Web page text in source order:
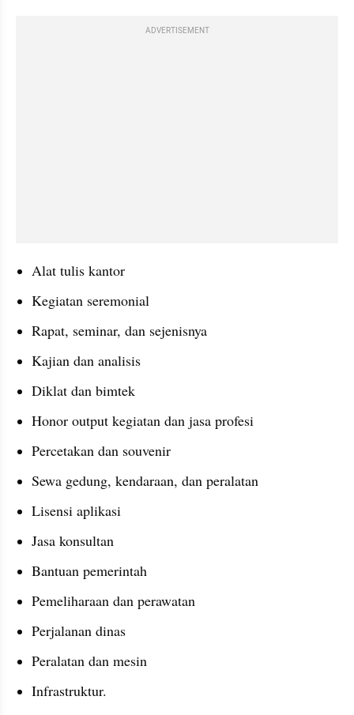
ADVERTISEMENT
Alat tulis kantor
Kegiatan seremonial
Rapat, seminar, dan sejenisnya
Kajian dan analisis
Diklat dan bimtek
Honor output kegiatan dan jasa profesi
Percetakan dan souvenir
Sewa gedung, kendaraan, dan peralatan
Lisensi aplikasi
Jasa konsultan
Bantuan pemerintah
Pemeliharaan dan perawatan
Perjalanan dinas
Peralatan dan mesin
Infrastruktur.